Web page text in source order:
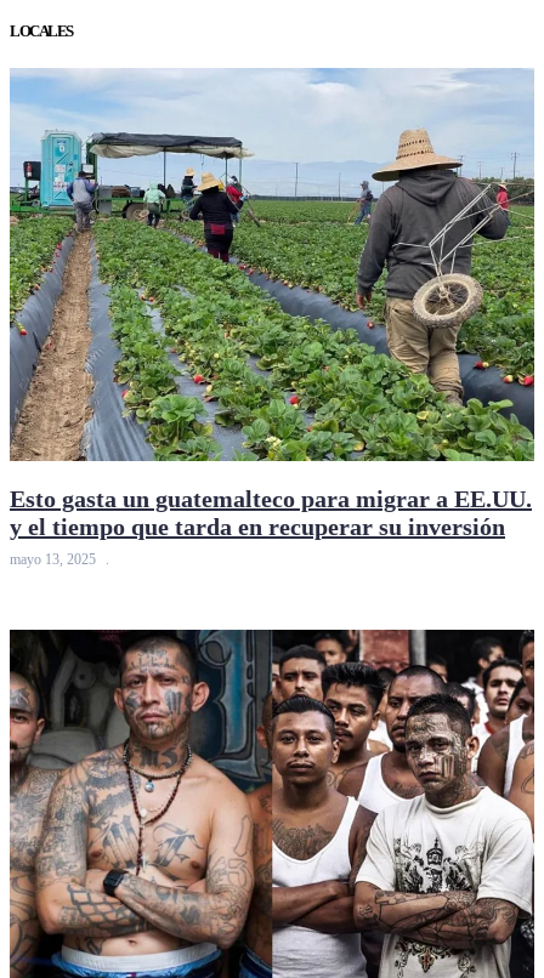
LOCALES
Esto gasta un guatemalteco para migrar a EE.UU.
y el tiempo que tarda en recuperar su inversión
mayo 13, 2025